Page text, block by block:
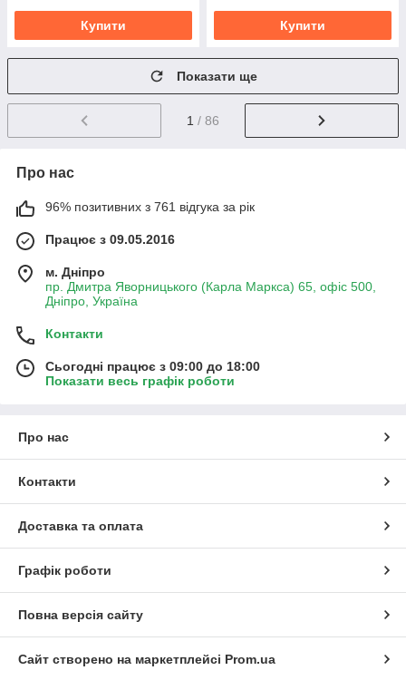
Купити Купити
Показати ще
1 / 86
Про нас
96% позитивних з 761 відгука за рік
Працює з 09.05.2016
м. Дніпро
пр. Дмитра Яворницького (Карла Маркса) 65, офіс 500,
Дніпро, Україна
Контакти
Сьогодні працює з 09:00 до 18:00
Показати весь графік роботи
Про нас
Контакти
Доставка та оплата
Графік роботи
Повна версія сайту
Сайт створено на маркетплейсі Prom.ua